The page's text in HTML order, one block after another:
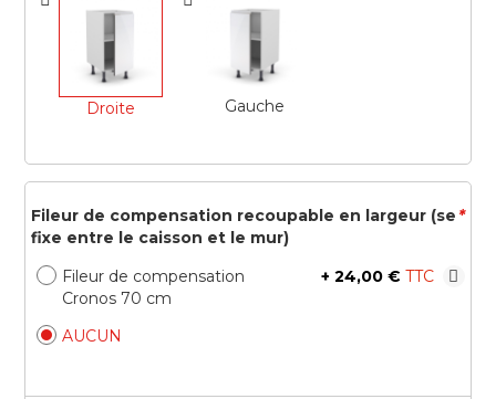
Droite Gauche
*
Fileur de compensation recoupable en largeur (se
fixe entre le caisson et le mur)
Fileur de compensation
Cronos 70 cm
+ 24,00 €
AUCUN